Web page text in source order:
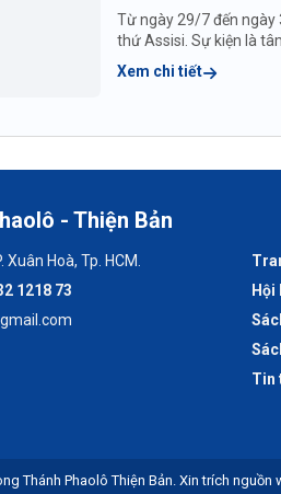
Từ ngày 29/7 đến ngày
thứ Assisi. Sự kiện là
Xem chi tiết
- Thiện Bản
Hoà, Tp. HCM.
1218 73
Hội
Tin
Thánh Phaolô Thiện Bản. Xin trích